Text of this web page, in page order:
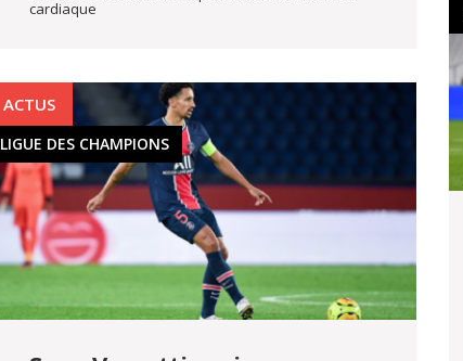
cardiaque
ACTUS
LIGUE DES CHAMPIONS